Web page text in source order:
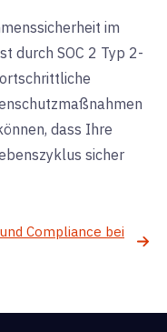
im
durch SOC 2 Typ 2-
dass Ihre
sicher
Compliance bei